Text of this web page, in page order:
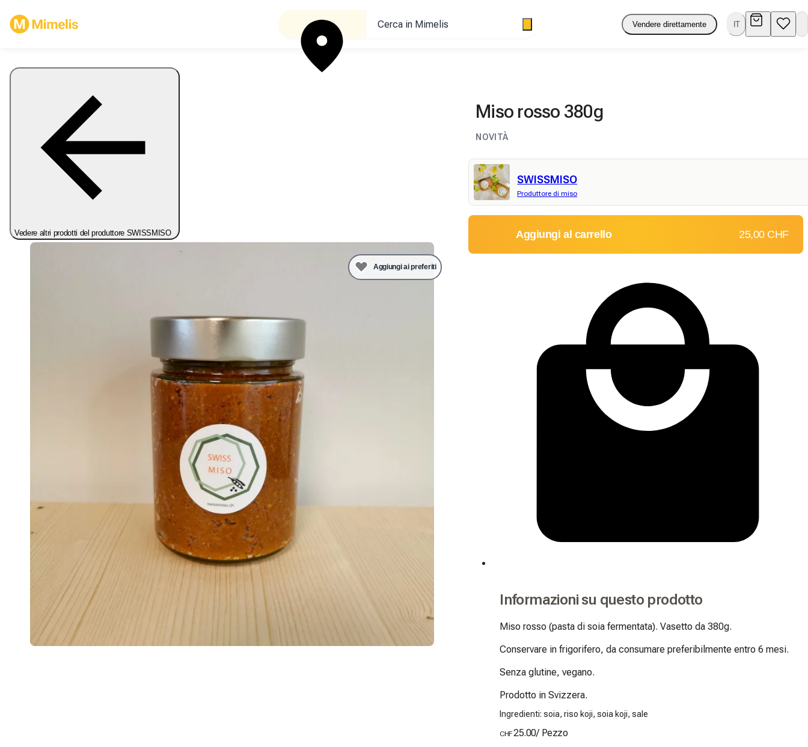
Cerca in Mimelis Vendere direttamente IT
Vedere altri prodotti del produttore SWISSMISO
Aggiungi ai preferiti
Miso rosso 380g
NOVITÀ
SWISSMISO
Produttore di miso
Aggiungi al carrello 25,00 CHF
Informazioni su questo prodotto
Miso rosso (pasta di soia fermentata). Vasetto da 380g.
Conservare in frigorifero, da consumare preferibilmente entro 6 mesi.
Senza glutine, vegano.
Prodotto in Svizzera.
Ingredienti: soia, riso koji, soia koji, sale
CHF25.00/ Pezzo